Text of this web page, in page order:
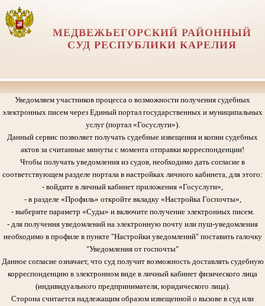
МЕДВЕЖЬЕГОРСКИЙ РАЙОННЫЙ
СУД РЕСПУБЛИКИ КАРЕЛИЯ
Уведомляем участников процесса о возможности получения судебных
электронных писем через Единый портал государственных и муниципальных
услуг (портал «Госуслуги»).
Данный сервис позволяет получать судебные извещения и копии судебных
актов за считанные минуты с момента отправки корреспонденции!
Чтобы получать уведомления из судов, необходимо дать согласие в
соответствующем разделе портала в настройках личного кабинета, для этого:
- войдите в личный кабинет приложения «Госуслуги»,
- в разделе «Профиль» откройте вкладку «Настройка Госпочты»,
- выберите параметр «Суды» и включите получение электронных писем.
- для получения уведомлений на электронную почту или пуш-уведомления
необходимо в профиле в пункте "Настройки уведомлений" поставить галочку
"Уведомления от госпочты"
Данное согласие означает, что суд получит возможность доставлять судебную
корреспонденцию в электронном виде в личный кабинет физического лица
(индивидуального предпринимателя, юридического лица).
Сторона считается надлежащим образом извещенной о вызове в суд или